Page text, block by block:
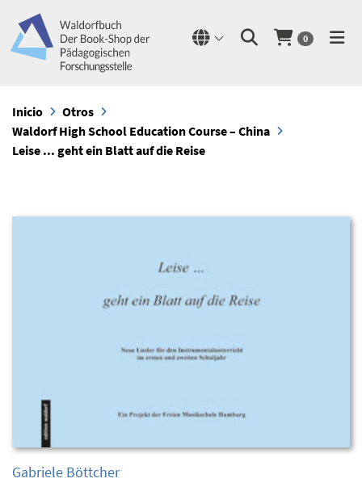
0
Inicio
Otros
Waldorf High School Education Course – China
Leise ... geht ein Blatt auf die Reise
Gabriele Böttcher